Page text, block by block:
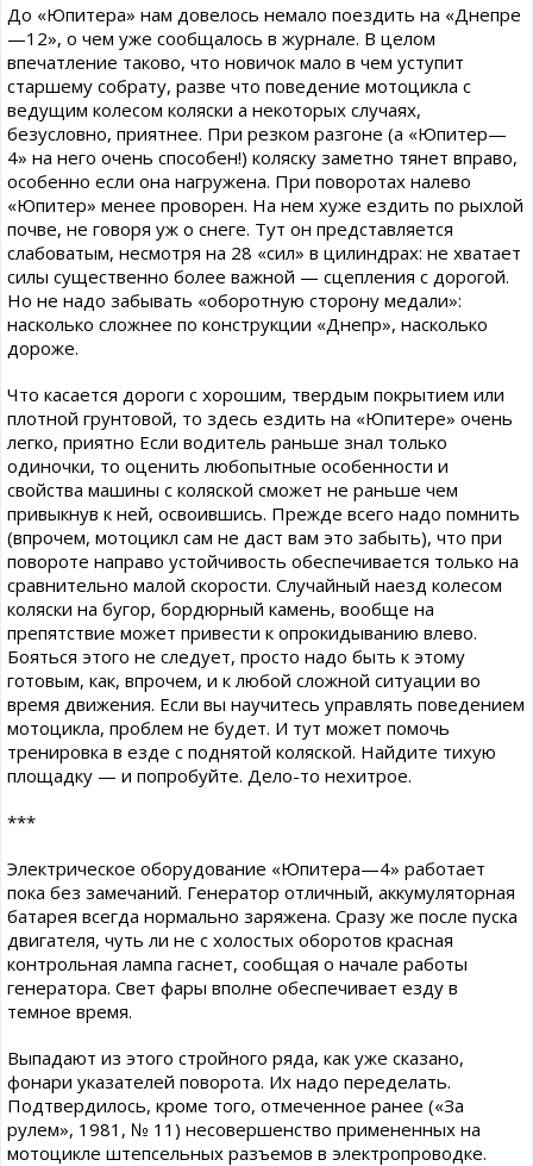
До «Юпитера» нам довелось немало поездить на «Днепре
—12», о чем уже сообщалось в журнале. В целом
впечатление таково, что новичок мало в чем уступит
старшему собрату, разве что поведение мотоцикла с
ведущим колесом коляски а некоторых случаях,
безусловно, приятнее. При резком разгоне (а «Юпитер—
4» на него очень способен!) коляску заметно тянет вправо,
особенно если она нагружена. При поворотах налево
«Юпитер» менее проворен. На нем хуже ездить по рыхлой
почве, не говоря уж о снеге. Тут он представляется
слабоватым, несмотря на 28 «сил» в цилиндрах: не хватает
силы существенно более важной — сцепления с дорогой.
Но не надо забывать «оборотную сторону медали»:
насколько сложнее по конструкции «Днепр», насколько
дороже.
Что касается дороги с хорошим, твердым покрытием или
плотной грунтовой, то здесь ездить на «Юпитере» очень
легко, приятно Если водитель раньше знал только
одиночки, то оценить любопытные особенности и
свойства машины с коляской сможет не раньше чем
привыкнув к ней, освоившись. Прежде всего надо помнить
(впрочем, мотоцикл сам не даст вам это забыть), что при
повороте направо устойчивость обеспечивается только на
сравнительно малой скорости. Случайный наезд колесом
коляски на бугор, бордюрный камень, вообще на
препятствие может привести к опрокидыванию влево.
Бояться этого не следует, просто надо быть к этому
готовым, как, впрочем, и к любой сложной ситуации во
время движения. Если вы научитесь управлять поведением
мотоцикла, проблем не будет. И тут может помочь
тренировка в езде с поднятой коляской. Найдите тихую
площадку — и попробуйте. Дело-то нехитрое.
***
Электрическое оборудование «Юпитера—4» работает
пока без замечаний. Генератор отличный, аккумуляторная
батарея всегда нормально заряжена. Сразу же после пуска
двигателя, чуть ли не с холостых оборотов красная
контрольная лампа гаснет, сообщая о начале работы
генератора. Свет фары вполне обеспечивает езду в
темное время.
Выпадают из этого стройного ряда, как уже сказано,
фонари указателей поворота. Их надо переделать.
Подтвердилось, кроме того, отмеченное ранее («За
рулем», 1981, № 11) несовершенство примененных на
мотоцикле штепсельных разъемов в электропроводке.